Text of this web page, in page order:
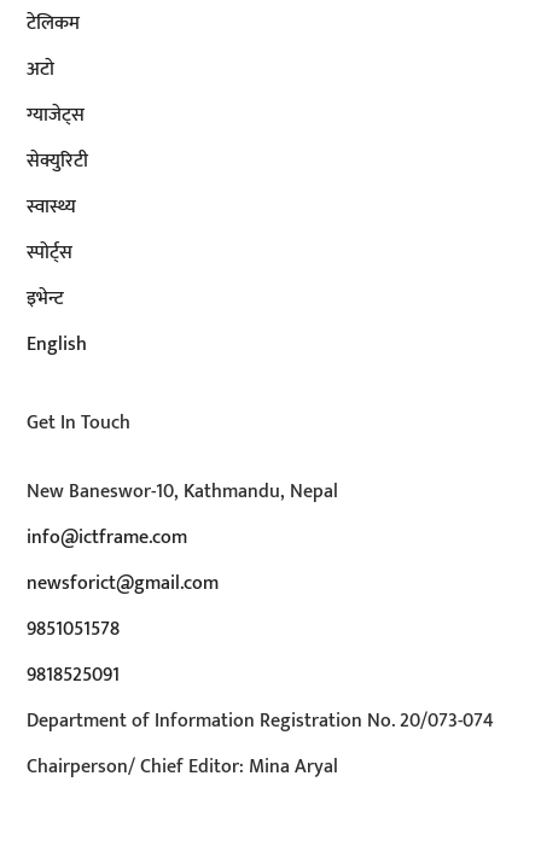
टेलिकम
अटाे
ग्याजेट्स
सेक्युरिटी
स्वास्थ्य
स्पोर्ट्स
इभेन्ट
English
Get In Touch
New Baneswor-10, Kathmandu, Nepal
info@ictframe.com
newsforict@gmail.com
9851051578
9818525091
Department of Information Registration No. 20/073-074
Chairperson/ Chief Editor: Mina Aryal